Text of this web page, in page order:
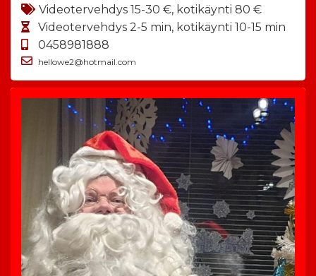
Videotervehdys 15-30 €, kotikäynti 80 €
Videotervehdys 2-5 min, kotikäynti 10-15 min
0458981888
hellowe2@hotmail.com